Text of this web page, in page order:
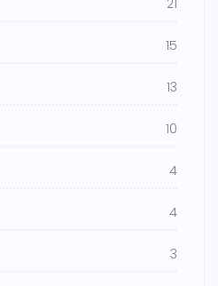
21
15
13
10
4
4
3